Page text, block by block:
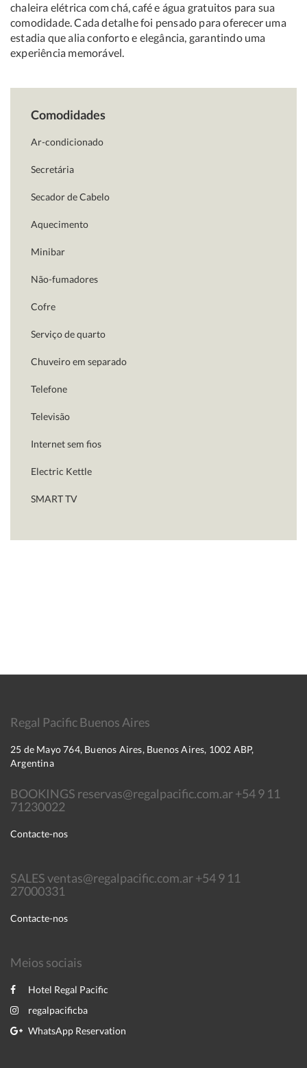
chaleira elétrica com chá, café e água gratuitos para sua
comodidade. Cada detalhe foi pensado para oferecer uma
estadia que alia conforto e elegância, garantindo uma
experiência memorável.
Comodidades
Ar-condicionado
Secretária
Secador de Cabelo
Aquecimento
Minibar
Não-fumadores
Cofre
Serviço de quarto
Chuveiro em separado
Telefone
Televisão
Internet sem fios
Electric Kettle
SMART TV
Regal Pacific Buenos Aires
25 de Mayo 764, Buenos Aires, Buenos Aires, 1002 ABP,
Argentina
BOOKINGS reservas@regalpacific.com.ar +54 9 11
71230022
Contacte-nos
SALES ventas@regalpacific.com.ar +54 9 11
27000331
Contacte-nos
Meios sociais
Hotel Regal Pacific
regalpacificba
WhatsApp Reservation